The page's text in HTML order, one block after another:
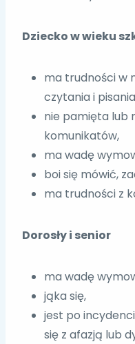
Dziecko w wieku
ma trudności w
czytania i
nie pamięta lub
komunikatów,
ma wadę
boi się mówić,
ma trudności z
Dorosły i senior
ma wadę
jąka się,
jest po
się z afazją lub